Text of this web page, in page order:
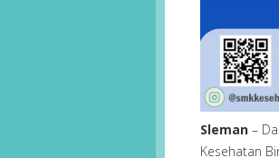
Sleman –
Kesehatan